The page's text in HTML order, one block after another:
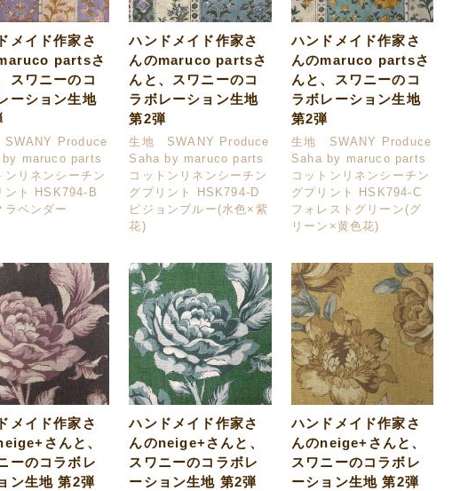
メイド作家さ
partsさ
スワニーのコ
ーション生地
Produce
by maruco parts
ンリネンシーチン
ント HSK794-B
ラベンダー
ハンドメイド作家さ
んのmaruco partsさ
んと、スワニーのコ
ラボレーション生地
第2弾
生地 SWANY Produce
Saha by maruco parts
コットンリネンシーチン
グプリント HSK794-D
ピジョンブルー(水色×紫
花)
ハンドメイド作家さ
んのmaruco partsさ
んと、スワニーのコ
ラボレーション生地
第2弾
生地 SWANY Produce
Saha by maruco parts
コットンリネンシーチン
グプリント HSK794-C
フォレストグリーン(グ
リーン×黄色花)
メイド作家さ
さんと、
ーのコラボレ
ン生地 第2弾
ハンドメイド作家さ
んのneige+さんと、
スワニーのコラボレ
ーション生地 第2弾
ハンドメイド作家さ
んのneige+さんと、
スワニーのコラボレ
ーション生地 第2弾